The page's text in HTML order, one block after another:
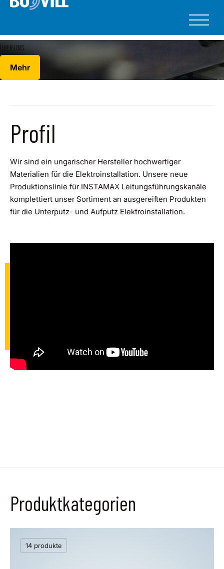
ÜBER UNS
Mehr
Profil
Wir sind ein ungarischer Hersteller hochwertiger
Materialien für die Elektroinstallation. Unsere neue
Produktionslinie für INSTAMAX Leitungsführungskanäle
komplettiert unser Sortiment an ausgereiften Produkten
für die Unterputz- und Aufputz Elektroinstallation.
Produktkategorien
14 produkte